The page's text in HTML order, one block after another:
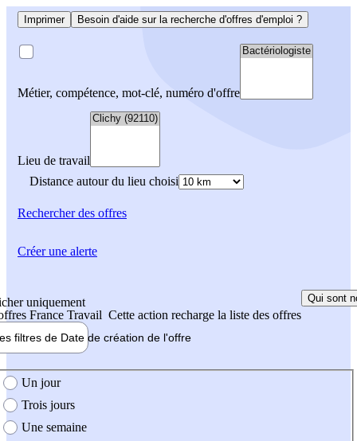
Imprimer Besoin d'aide sur la recherche d'offres d'emploi ?
Métier, compétence, mot-clé, numéro d'offre
Lieu de travail
Distance autour du lieu choisi
Rechercherdes offres
uniquement
France Travail Cette action recharge la liste des offres
Qui sont
filtres de Date de création de l'offre
création de l'offre
Un jour
Trois jours
Une semaine
Créer une alerte